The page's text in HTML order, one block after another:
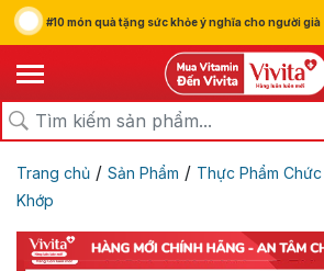
#10 món quà tặng sức khỏe ý nghĩa cho người già
Trang chủ / Sản Phẩm / Thực Phẩm
Khớp